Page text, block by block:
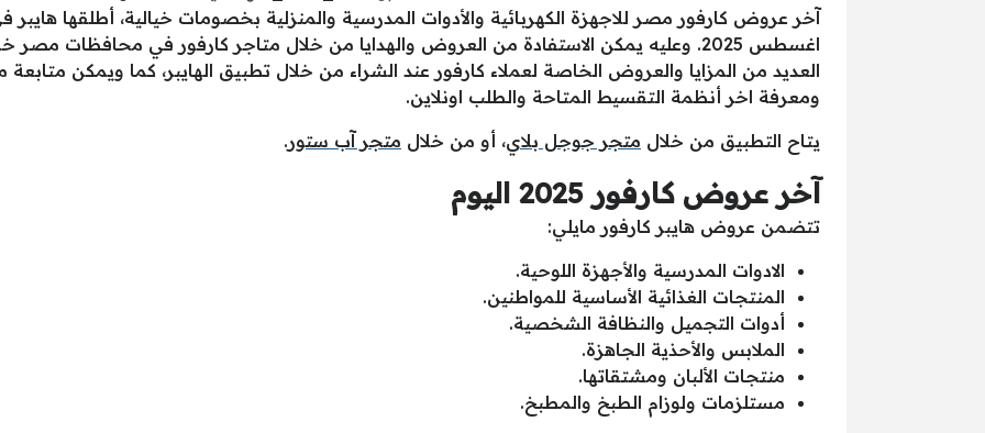
اغسطس 2025. وعليه يمكن الاستفادة من العروض والهدايا من خلال متاجر كارفور في محافظات
العديد من المزايا والعروض الخاصة لعملاء كارفور عند الشراء من خلال تطبيق الهايبر، كما ويمكن
ومعرفة اخر أنظمة التقسيط المتاحة والطلب اونلاين.
يتاح التطبيق من خلال متجر جوجل بلاي، أو من خلال متجر آب ستور.
آخر عروض كارفور 2025 اليوم
تتضمن عروض هايبر كارفور مايلي:
الادوات المدرسية والأجهزة اللوحية.
المنتجات الغذائية الأساسية للمواطنين.
أدوات التجميل والنظافة الشخصية.
الملابس والأحذية الجاهزة.
منتجات الألبان ومشتقاتها.
مستلزمات ولوزام الطبخ والمطبخ.